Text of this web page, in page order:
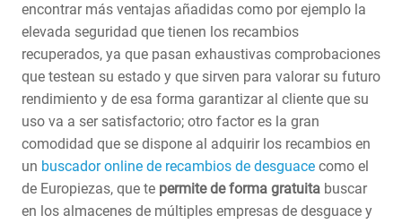
encontrar más ventajas añadidas como por ejemplo la
elevada seguridad que tienen los recambios
recuperados, ya que pasan exhaustivas comprobaciones
que testean su estado y que sirven para valorar su futuro
rendimiento y de esa forma garantizar al cliente que su
uso va a ser satisfactorio; otro factor es la gran
comodidad que se dispone al adquirir los recambios en
un buscador online de recambios de desguace como el
de Europiezas, que te permite de forma gratuita buscar
en los almacenes de múltiples empresas de desguace y